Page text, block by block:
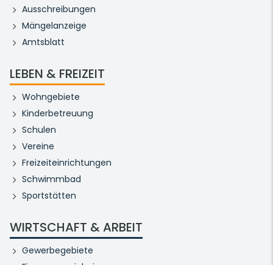
Ausschreibungen
Mängelanzeige
Amtsblatt
LEBEN & FREIZEIT
Wohngebiete
Kinderbetreuung
Schulen
Vereine
Freizeiteinrichtungen
Schwimmbad
Sportstätten
WIRTSCHAFT & ARBEIT
Gewerbegebiete